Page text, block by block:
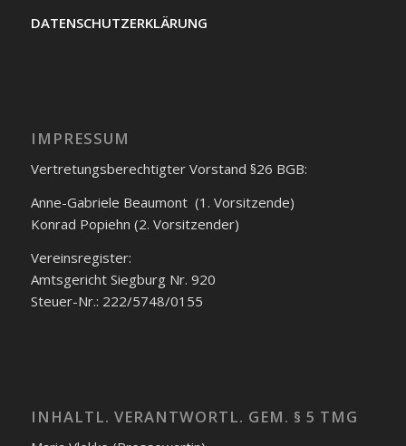
DATENSCHUTZERKLÄRUNG
IMPRESSUM
Vertretungsberechtigter Vorstand §26 BGB:
Anne-Gabriele Beaumont (1. Vorsitzende)
Konrad Popiehn (2. Vorsitzender)
Vereinsregister:
Amtsgericht Siegburg Nr. 920
Steuer-Nr.: 222/5748/0155
INHALTL. VERANTWORTL. GEM. § 5 TMG